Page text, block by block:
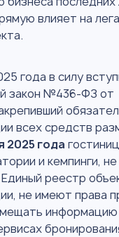
влияет на
года в силу
закон №436-ФЗ от
всех средств
2025 года
и кемпинги, не
реестр
не имеют права
информацию